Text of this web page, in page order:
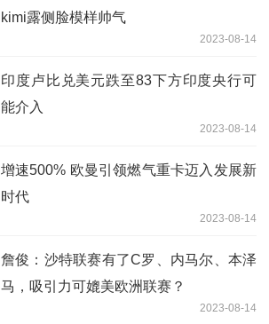
kimi露侧脸模样帅气
2023-08-14
印度卢比兑美元跌至83下方印度央行可
能介入
2023-08-14
增速500% 欧曼引领燃气重卡迈入发展新
时代
2023-08-14
詹俊：沙特联赛有了C罗、内马尔、本泽
马，吸引力可媲美欧洲联赛？
2023-08-14